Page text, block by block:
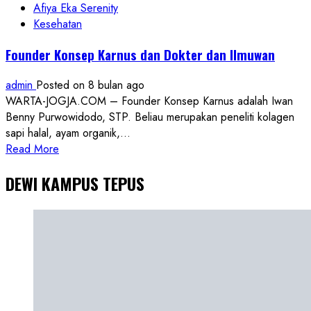
Afiya Eka Serenity
Kesehatan
Founder Konsep Karnus dan Dokter dan Ilmuwan
admin Posted on 8 bulan ago
WARTA-JOGJA.COM – Founder Konsep Karnus adalah Iwan
Benny Purwowidodo, STP. Beliau merupakan peneliti kolagen
sapi halal, ayam organik,...
Read More
about
Founder
Konsep
DEWI KAMPUS TEPUS